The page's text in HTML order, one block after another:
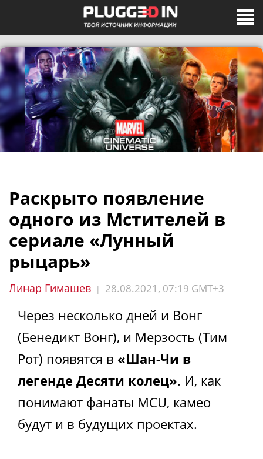
Раскрыто появление
одного из Мстителей в
сериале «Лунный
рыцарь»
Линар Гимашев | 28.08.2021, 07:19 GMT+3
Через несколько дней и Вонг
(Бенедикт Вонг), и Мерзость (Тим
Рот) появятся в «Шан-Чи в
легенде Десяти колец». И, как
понимают фанаты MCU, камео
будут и в будущих проектах.